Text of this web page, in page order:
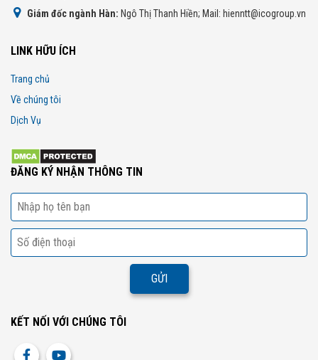
Giám đốc ngành Hàn: Ngô Thị Thanh Hiền; Mail: hienntt@icogroup.vn
LINK HỮU ÍCH
Trang chủ
Về chúng tôi
Dịch Vụ
ĐĂNG KÝ NHẬN THÔNG TIN
KẾT NỐI VỚI CHÚNG TÔI